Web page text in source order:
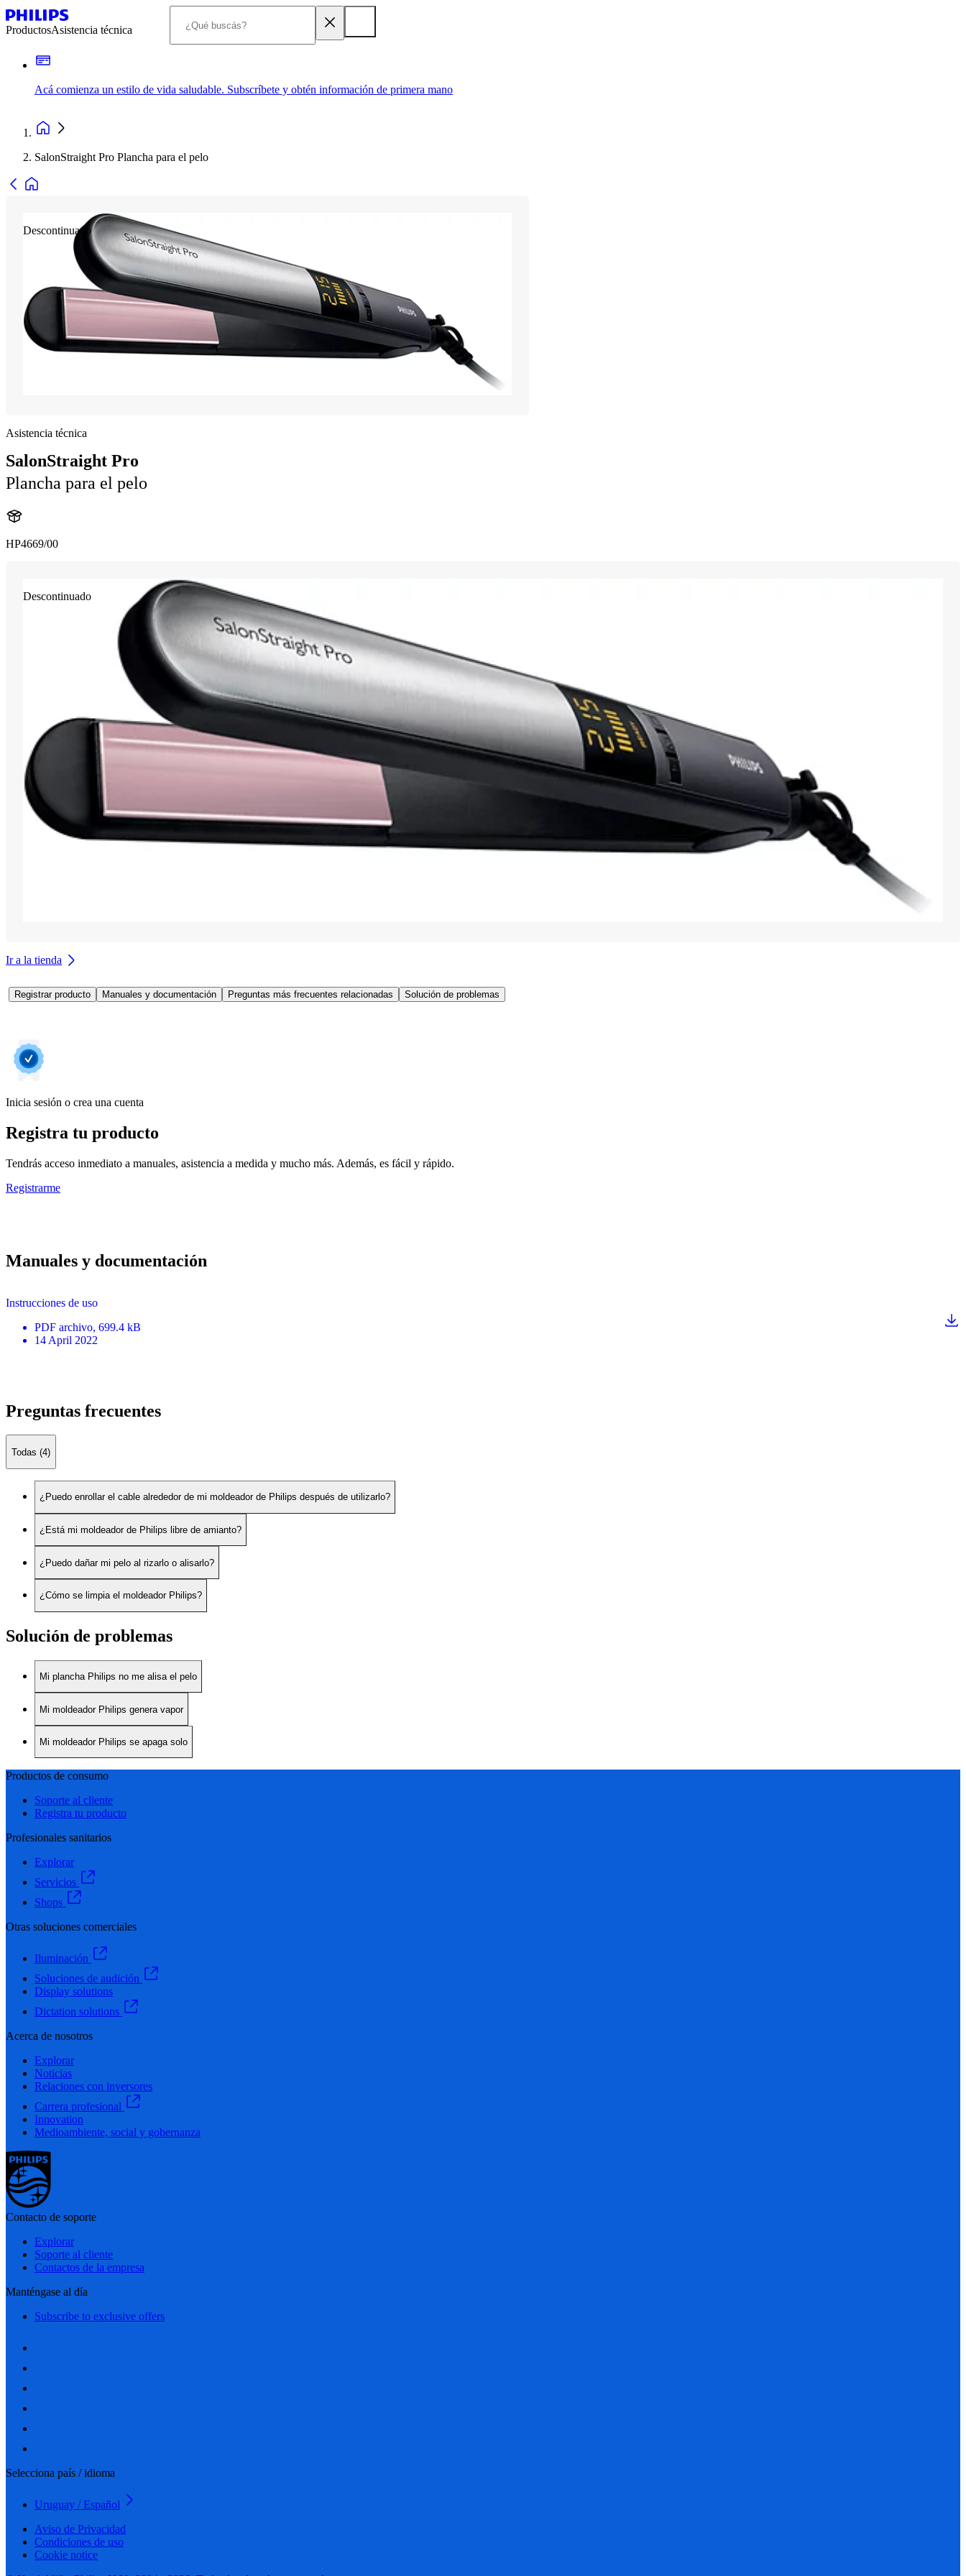
ProductosAsistencia técnica
Acá comienza un estilo de vida saludable. Subscríbete y obtén información de primera mano
SalonStraight Pro Plancha para el pelo
Descontinuado
Asistencia técnica
SalonStraight Pro
Plancha para el pelo
HP4669/00
Descontinuado
Ir a la tienda
Registrar producto Manuales y documentación Preguntas más frecuentes relacionadas Solución de problemas
Inicia sesión o crea una cuenta
Registra tu producto
Tendrás acceso inmediato a manuales, asistencia a medida y mucho más. Además, es fácil y rápido.
Registrarme
Manuales y documentación
Instrucciones de uso
PDF archivo, 699.4 kB
14 April 2022
Preguntas frecuentes
Todas (4)
¿Puedo enrollar el cable alrededor de mi moldeador de Philips después de utilizarlo?
¿Está mi moldeador de Philips libre de amianto?
¿Puedo dañar mi pelo al rizarlo o alisarlo?
¿Cómo se limpia el moldeador Philips?
Solución de problemas
Mi plancha Philips no me alisa el pelo
Mi moldeador Philips genera vapor
Mi moldeador Philips se apaga solo
Productos de consumo
Soporte al cliente
Registra tu producto
Profesionales sanitarios
Explorar
Servicios
Shops
Otras soluciones comerciales
Iluminación
Soluciones de audición
Display solutions
Dictation solutions
Acerca de nosotros
Explorar
Noticias
Relaciones con inversores
Carrera profesional
Innovation
Medioambiente, social y gobernanza
Contacto de soporte
Explorar
Soporte al cliente
Contactos de la empresa
Manténgase al día
Subscribe to exclusive offers
Selecciona país / idioma
Uruguay / Español
Aviso de Privacidad
Condiciones de uso
Cookie notice